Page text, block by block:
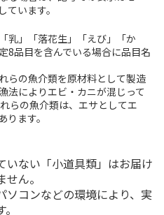
います。
乳」「落花生」「えび」「か
8品目を含んでいる場合に品目名
らの魚介類を原材料として製造
法によりエビ・カニが混じって
らの魚介類は、エサとしてエ
ます。
いない「小道具類」はお届け
ん。
ソコンなどの環境により、実